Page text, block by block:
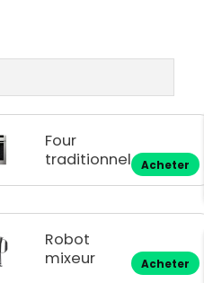
Four
traditionnel
Acheter
Robot
mixeur
Acheter